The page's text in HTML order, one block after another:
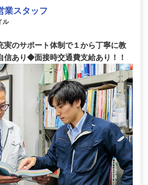
業スタッフ
ル
実のサポート体制で１から丁寧に教
信あり◆面接時交通費支給あり！！